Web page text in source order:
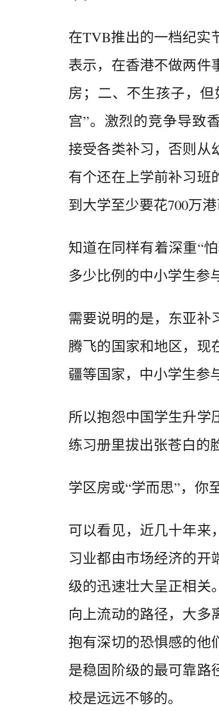
在TVB推出的一档纪实
表示，在香港不做两件
房；二、不生孩子，
宫”。激烈的竞争导致
接受各类补习，否则从
有个还在上学前补习班
到大学至少要花700万
知道在同样有着深重“
多少比例的中小学生参
需要说明的是，东亚补
腾飞的国家和地区，现
疆等国家，中小学生参
所以抱怨中国学生升学
练习册里拔出张苍白的
学区房或“学而思”，你
可以看见，近几十年来
习业都由市场经济的开
级的迅速壮大呈正相关
向上流动的路径，大多
抱有深切的恐惧感的
是稳固阶级的最可靠路
校是远远不够的。